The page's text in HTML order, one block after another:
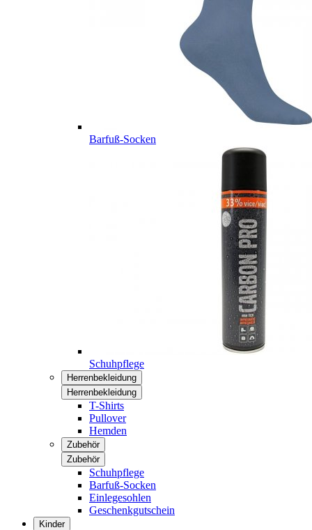
Barfuß-Socken
Schuhpflege
Herrenbekleidung
Herrenbekleidung
T-Shirts
Pullover
Hemden
Zubehör
Zubehör
Schuhpflege
Barfuß-Socken
Einlegesohlen
Geschenkgutschein
Kinder